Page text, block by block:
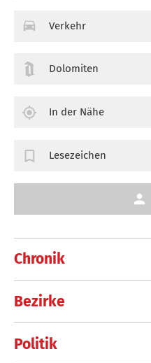
Chronik
Bezirke
Politik
Verkehr
Dolomiten
In der Nähe
Lesezeichen